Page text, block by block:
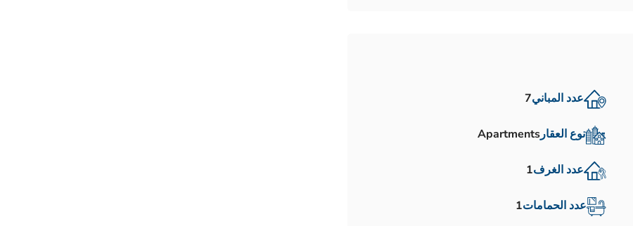
عدد المباني7
نوع العقارApartments
عدد الغرف1
عدد الحمامات1